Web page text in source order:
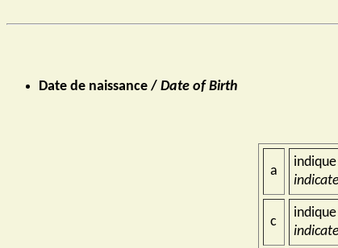
Date de naissance / Date of Birth
a
c